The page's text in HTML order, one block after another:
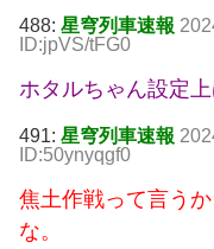
488: 星穹列車速報
ID:jpVS/tFG0
ホタルちゃん設定
491: 星穹列車速報
ID:50ynyqgf0
焦土作戦って言う
な。